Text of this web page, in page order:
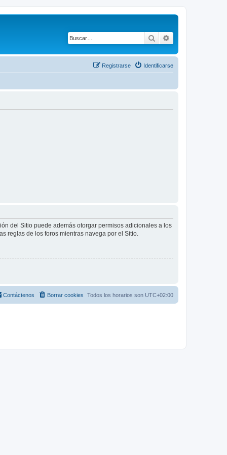
Buscar
Identificarse
Registrarse
del Sitio puede además otorgar permisos adicionales a los
reglas de los foros mientras navega por el Sitio.
Todos los horarios son UTC+02:00
Borrar cookies
Contáctenos